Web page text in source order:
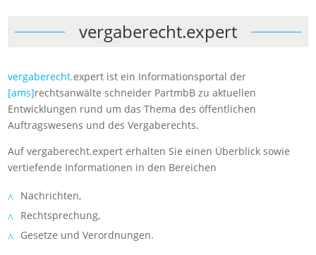
vergaberecht.expert
vergaberecht.expert ist ein Informationsportal der
[ams]rechtsanwälte schneider PartmbB zu aktuellen
Entwicklungen rund um das Thema des öffentlichen
Auftragswesens und des Vergaberechts.
Auf vergaberecht.expert erhalten Sie einen Überblick sowie
vertiefende Informationen in den Bereichen
Nachrichten,
Rechtsprechung,
Gesetze und Verordnungen.